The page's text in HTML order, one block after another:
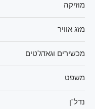
מוזיקה
מזג אוויר
מכשירים וגאדג'טים
משפט
נדל"ן